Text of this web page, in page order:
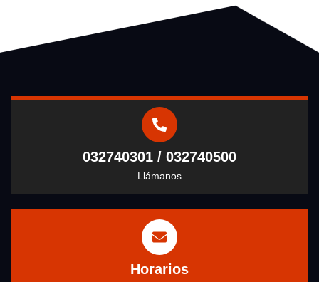
032740301 / 032740500
Llámanos
Horarios